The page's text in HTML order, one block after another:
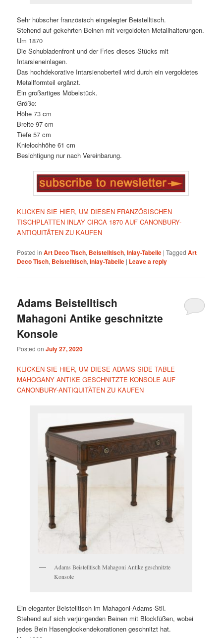
Sehr hübscher französisch eingelegter Beistelltisch.
Stehend auf gekehrten Beinen mit vergoldeten Metallhalterungen.
Um 1870
Die Schubladenfront und der Fries dieses Stücks mit
Intarsieneinlagen.
Das hochdekorative Intarsienoberteil wird durch ein vergoldetes
Metallformteil ergänzt.
Ein großartiges Möbelstück.
Größe:
Höhe 73 cm
Breite 97 cm
Tiefe 57 cm
Knielochhöhe 61 cm
Besichtigung nur nach Vereinbarung.
KLICKEN SIE HIER, UM DIESEN FRANZÖSISCHEN
TISCHPLATTEN INLAY CIRCA 1870 AUF CANONBURY-
ANTIQUITÄTEN ZU KAUFEN
Posted in Art Deco Tisch, Beistelltisch,Inlay-Tabelle |Tagged Art
Deco Tisch, Beistelltisch,Inlay-Tabelle | Leave a reply
Adams Beistelltisch
Mahagoni Antike geschnitzte
Konsole
Posted onJuly 27, 2020
KLICKEN SIE HIER, UM DIESE ADAMS SIDE TABLE
MAHOGANY ANTIKE GESCHNITZTE KONSOLE AUF
CANONBURY-ANTIQUITÄTEN ZU KAUFEN
Adams Beistelltisch Mahagoni Antike geschnitzte
Konsole
Ein eleganter Beistelltisch im Mahagoni-Adams-Stil.
Stehend auf sich verjüngenden Beinen mit Blockfüßen, wobei
jedes Bein Hasenglockendekorationen geschnitzt hat.